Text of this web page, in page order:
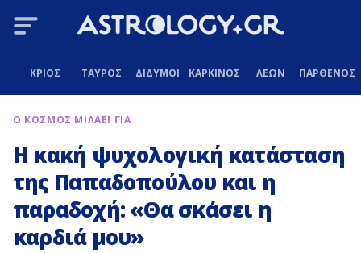
ΚΡΙΟΣ ΤΑΥΡΟΣ ΔΙΔΥΜΟΙ ΚΑΡΚΙΝΟΣ ΛΕΩΝ ΠΑΡΘΕΝΟΣ
Ο ΚΟΣΜΟΣ ΜΙΛΑΕΙ ΓΙΑ
Η κακή ψυχολογική κατάσταση
της Παπαδοπούλου και η
παραδοχή: «Θα σκάσει η
καρδιά μου»